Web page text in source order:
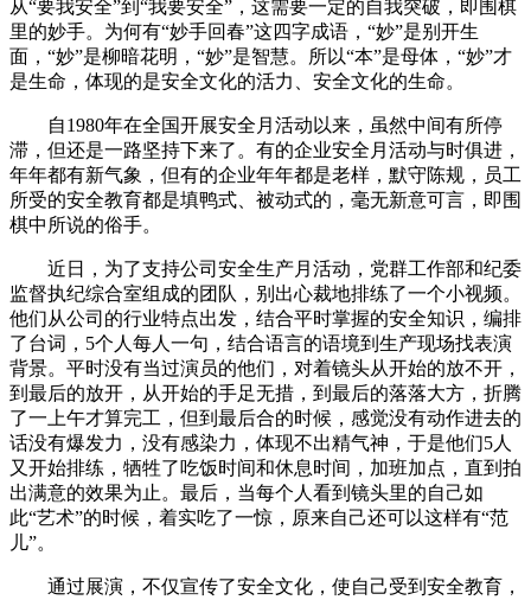
从“要我安全”到“我要安全”，这需要一定的自我突破，即围棋
里的妙手。为何有“妙手回春”这四字成语，“妙”是别开生
面，“妙”是柳暗花明，“妙”是智慧。所以“本”是母体，“妙”才
是生命，体现的是安全文化的活力、安全文化的生命。
自1980年在全国开展安全月活动以来，虽然中间有所停
滞，但还是一路坚持下来了。有的企业安全月活动与时俱进，
年年都有新气象，但有的企业年年都是老样，默守陈规，员工
所受的安全教育都是填鸭式、被动式的，毫无新意可言，即围
棋中所说的俗手。
近日，为了支持公司安全生产月活动，党群工作部和纪委
监督执纪综合室组成的团队，别出心裁地排练了一个小视频。
他们从公司的行业特点出发，结合平时掌握的安全知识，编排
了台词，5个人每人一句，结合语言的语境到生产现场找表演
背景。平时没有当过演员的他们，对着镜头从开始的放不开，
到最后的放开，从开始的手足无措，到最后的落落大方，折腾
了一上午才算完工，但到最后合的时候，感觉没有动作进去的
话没有爆发力，没有感染力，体现不出精气神，于是他们5人
又开始排练，牺牲了吃饭时间和休息时间，加班加点，直到拍
出满意的效果为止。最后，当每个人看到镜头里的自己如
此“艺术”的时候，着实吃了一惊，原来自己还可以这样有“范
儿”。
通过展演，不仅宣传了安全文化，使自己受到安全教育，